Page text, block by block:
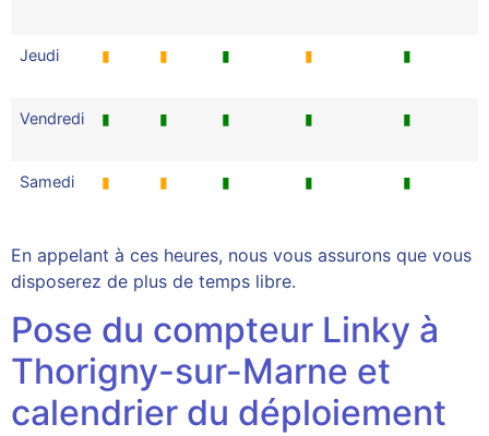
Jeudi ▮ ▮ ▮ ▮ ▮
Vendredi ▮ ▮ ▮ ▮ ▮
Samedi ▮ ▮ ▮ ▮ ▮
En appelant à ces heures, nous vous assurons que vous
disposerez de plus de temps libre.
Pose du compteur Linky à
Thorigny-sur-Marne et
calendrier du déploiement